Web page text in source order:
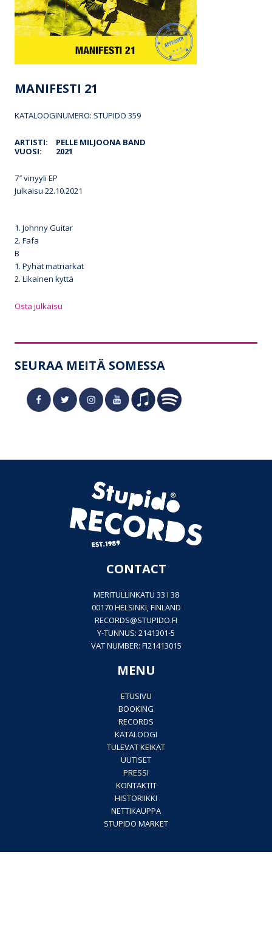
MANIFESTI 21
KATALOOGINUMERO: STUPIDO 359
ARTISTI:
PELLE MILJOONA BAND
VUOSI:
2021
7″ vinyyli EP
Julkaisu 22.10.2021
1. Johnny Guitar
2. Fafa
B
1. Pyhät matriarkat
2. Likainen kyttä
Osta julkaisu
SEURAA MEITÄ SOMESSA
CONTACT
MERITULLINKATU 33 I 38
00170 HELSINKI, FINLAND
RECORDS@STUPIDO.FI
Y-TUNNUS: 2141301-5
VAT NUMBER: FI21413015
MENU
ETUSIVU
BOOKING
RECORDS
KATALOOGI
TULEVAT KEIKAT
UUTISET
PRESSI
KONTAKTIT
HISTORIIKKI
NETTIKAUPPA
STUPIDO MARKET